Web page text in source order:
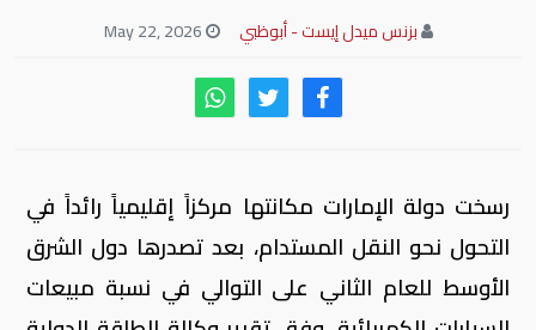
بزنس ميدل إيست - أبوظبي
رسخت دولة الإمارات مكانتها مركزاً إقليمياً رائداً في
التحول نحو النقل المستدام، بعد تصدرها دول الشرق
الأوسط للعام الثاني على التوالي في نسبة مبيعات